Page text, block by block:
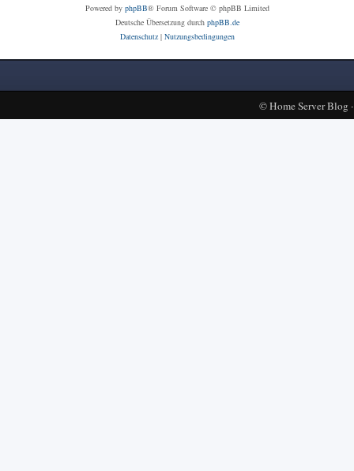
Powered by phpBB® Forum Software © phpBB Limited
Deutsche Übersetzung durch phpBB.de
Datenschutz| Nutzungsbedingungen
©Home Server Blog